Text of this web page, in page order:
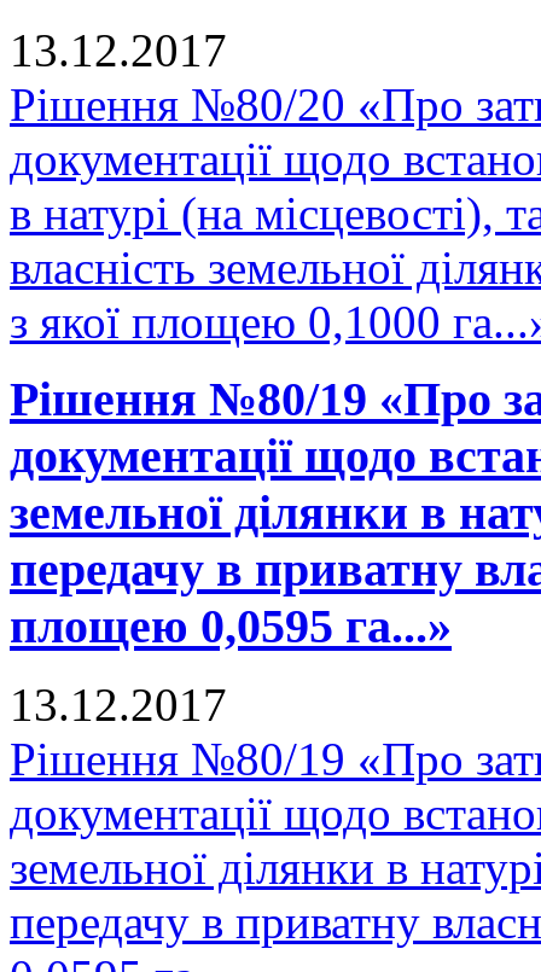
13.12.2017
Рішення №80/20 «Про
документації щодо
в натурі (на місцевості),
власність земельної
з якої площею 0,1000
Рішення №80/19 «Про
документації щодо
земельної ділянки в
передачу в приватну
площею 0,0595 га...»
13.12.2017
Рішення №80/19 «Про
документації щодо
земельної ділянки в
передачу в приватну